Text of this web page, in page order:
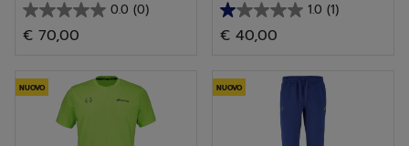
0.0 (0)
0.0
su
stelle.
€ 70,00
1.0 (1)
1.0
su
stelle.
recensione
€ 40,00
NUOVO NUOVO